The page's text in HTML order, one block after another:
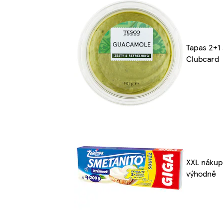
Tapas 2+1
Clubcard
XXL
výhodně